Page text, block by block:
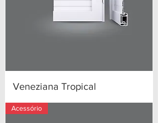
Veneziana Tropical
Acessório